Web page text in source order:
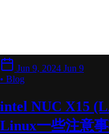
Jun 9, 2024 Jun 9
• Blog
intel NUC X15
Linux一些注意